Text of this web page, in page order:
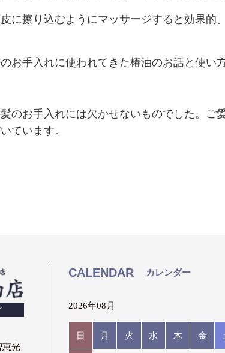
に擦り込むようにマッサージすると効果
お手入れに使われてきた椿油のお話と使い
のお手入れには欠かせないものでした。
ています。
恵光
CALENDAR カレンダー
2026年08月
日 月 火 水 木 金